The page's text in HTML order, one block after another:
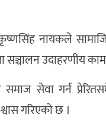
नायकले
सञ्चालन उदाहरणीय
सेवा गर्न
गरिएको छ ।